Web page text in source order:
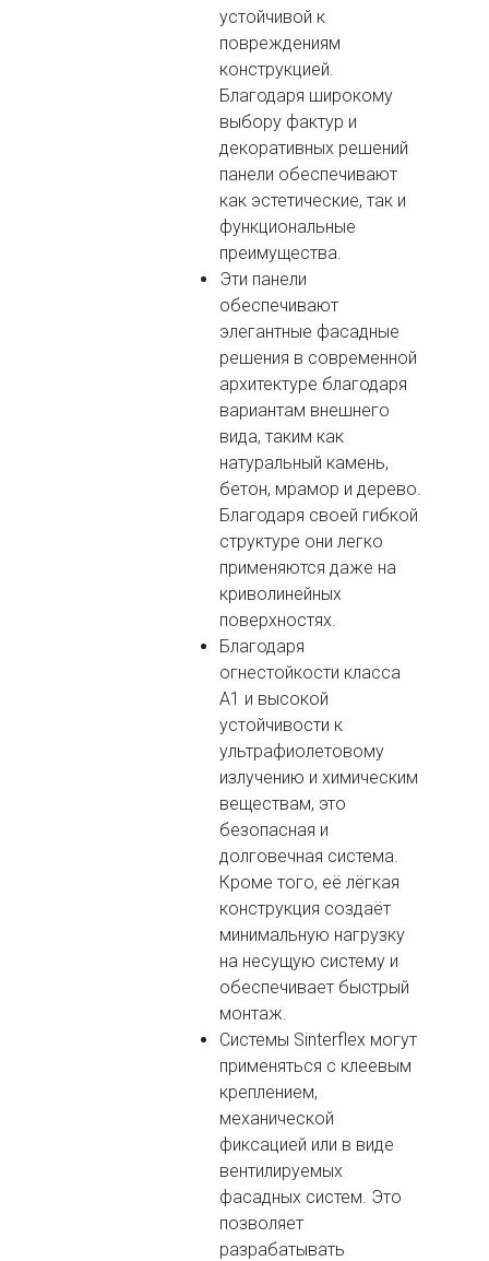
устойчивой к
повреждениям
конструкцией.
Благодаря широкому
выбору фактур и
декоративных решений
панели обеспечивают
как эстетические, так и
функциональные
преимущества.
Эти панели
обеспечивают
элегантные фасадные
решения в современной
архитектуре благодаря
вариантам внешнего
вида, таким как
натуральный камень,
бетон, мрамор и дерево.
Благодаря своей гибкой
структуре они легко
применяются даже на
криволинейных
поверхностях.
Благодаря
огнестойкости класса
A1 и высокой
устойчивости к
ультрафиолетовому
излучению и химическим
веществам, это
безопасная и
долговечная система.
Кроме того, её лёгкая
конструкция создаёт
минимальную нагрузку
на несущую систему и
обеспечивает быстрый
монтаж.
Системы Sinterflex могут
применяться с клеевым
креплением,
механической
фиксацией или в виде
вентилируемых
фасадных систем. Это
позволяет
разрабатывать